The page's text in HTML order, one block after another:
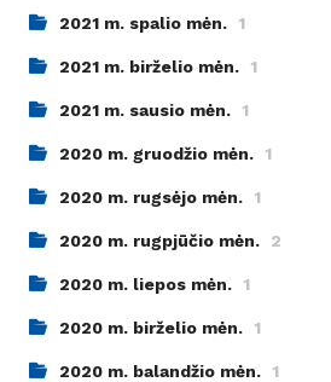
2021 m. spalio mėn. 1
2021 m. birželio mėn. 1
2021 m. sausio mėn. 1
2020 m. gruodžio mėn. 1
2020 m. rugsėjo mėn. 1
2020 m. rugpjūčio mėn. 2
2020 m. liepos mėn. 1
2020 m. birželio mėn. 1
2020 m. balandžio mėn. 1